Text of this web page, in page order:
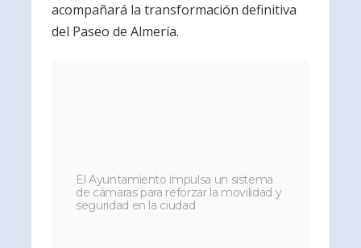
acompañará la transformación definitiva
del Paseo de Almería.
El Ayuntamiento impulsa un sistema
de cámaras para reforzar la movilidad y
seguridad en la ciudad